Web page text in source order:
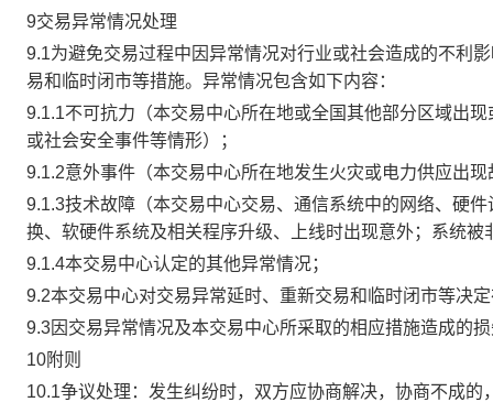
9交易异常情况处理
9.1为避免交易过程中因异常情况对行业或社会造成的不利
易和临时闭市等措施。异常情况包含如下内容：
9.1.1不可抗力（本交易中心所在地或全国其他部分区域出
或社会安全事件等情形）；
9.1.2意外事件（本交易中心所在地发生火灾或电力供应出
9.1.3技术故障（本交易中心交易、通信系统中的网络、硬
换、软硬件系统及相关程序升级、上线时出现意外；系统
9.1.4本交易中心认定的其他异常情况；
9.2本交易中心对交易异常延时、重新交易和临时闭市等决
9.3因交易异常情况及本交易中心所采取的相应措施造成的
10附则
10.1争议处理：发生纠纷时，双方应协商解决，协商不成